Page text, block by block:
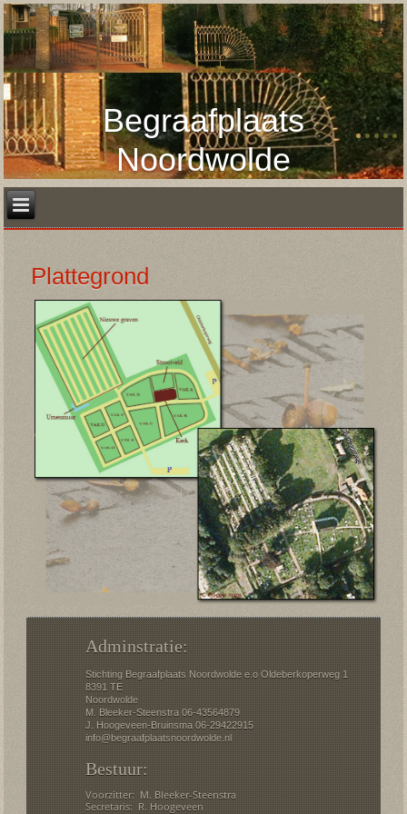
Begraafplaats
Noordwolde
Plattegrond
Adminstratie:
Stichting Begraafplaats Noordwolde e.o Oldeberkoperweg 1
8391 TE
Noordwolde
M. Bleeker-Steenstra 06-43564879
J. Hoogeveen-Bruinsma 06-29422915
info@begraafplaatsnoordwolde.nl
Bestuur:
Voorzitter: M. Bleeker-Steenstra
Secretaris: R. Hoogeveen